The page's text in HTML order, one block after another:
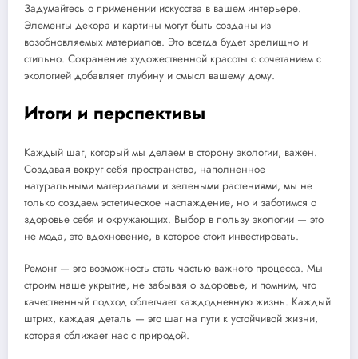
Задумайтесь о применении искусства в вашем интерьере.
Элементы декора и картины могут быть созданы из
возобновляемых материалов. Это всегда будет зрелищно и
стильно. Сохранение художественной красоты с сочетанием с
экологией добавляет глубину и смысл вашему дому.
Итоги и перспективы
Каждый шаг, который мы делаем в сторону экологии, важен.
Создавая вокруг себя пространство, наполненное
натуральными материалами и зелеными растениями, мы не
только создаем эстетическое наслаждение, но и заботимся о
здоровье себя и окружающих. Выбор в пользу экологии — это
не мода, это вдохновение, в которое стоит инвестировать.
Ремонт — это возможность стать частью важного процесса. Мы
строим наше укрытие, не забывая о здоровье, и помним, что
качественный подход облегчает каждодневную жизнь. Каждый
штрих, каждая деталь — это шаг на пути к устойчивой жизни,
которая сближает нас с природой.